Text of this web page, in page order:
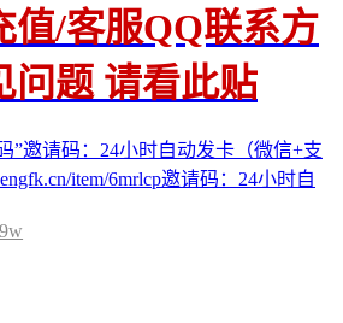
值/客服QQ联系方
问题 请看此贴
”邀请码：24小时自动发卡（微信+支
item/6mrlcp邀请码：24小时自